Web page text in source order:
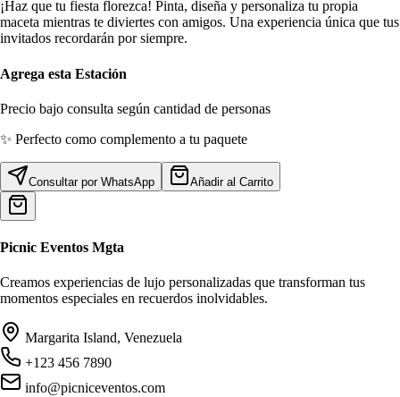
¡Haz que tu fiesta florezca! Pinta, diseña y personaliza tu propia
maceta mientras te diviertes con amigos. Una experiencia única que tus
invitados recordarán por siempre.
Agrega esta Estación
Precio bajo consulta según cantidad de personas
✨ Perfecto como complemento a tu paquete
Consultar por WhatsApp Añadir al Carrito
Picnic Eventos Mgta
Creamos experiencias de lujo personalizadas que transforman tus
momentos especiales en recuerdos inolvidables.
Margarita Island, Venezuela
+123 456 7890
info@picniceventos.com